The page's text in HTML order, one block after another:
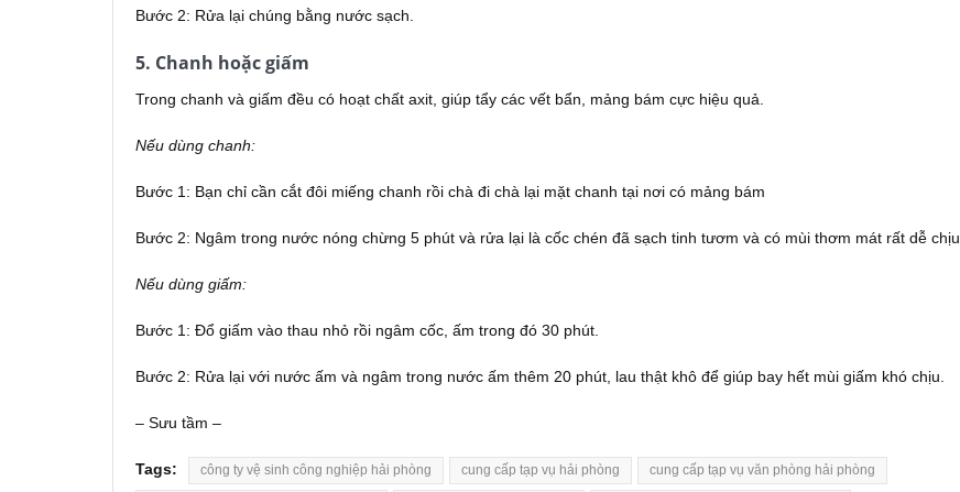
Bước 2: Rửa lại chúng bằng nước sạch.
5. Chanh hoặc giấm
Trong chanh và giấm đều có hoạt chất axit, giúp tẩy các vết bẩn, mảng bám cực hiệu quả.
Nếu dùng chanh:
Bước 1: Bạn chỉ cần cắt đôi miếng chanh rồi chà đi chà lại mặt chanh tại nơi có mảng bám
Bước 2: Ngâm trong nước nóng chừng 5 phút và rửa lại là cốc chén đã sạch tinh tươm và có mùi thơm mát rất dễ chịu.
Nếu dùng giấm:
Bước 1: Đổ giấm vào thau nhỏ rồi ngâm cốc, ấm trong đó 30 phút.
Bước 2: Rửa lại với nước ấm và ngâm trong nước ấm thêm 20 phút, lau thật khô để giúp bay hết mùi giấm khó chịu.
– Sưu tầm –
Tags: công ty vệ sinh công nghiệp hải phòng cung cấp tạp vụ hải phòng cung cấp tạp vụ văn phòng hải phòng